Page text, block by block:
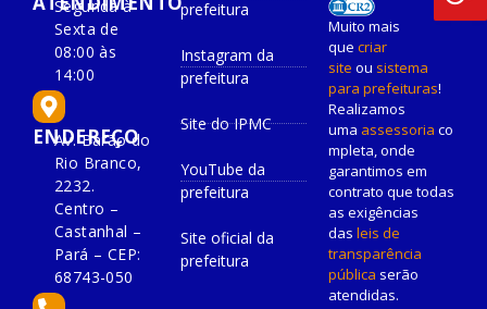
Segunda à
Sexta de
08:00 às
14:00
ENDEREÇO
Av. Barão do
Rio Branco,
2232.
Centro –
Castanhal –
Pará – CEP:
68743-050
prefeitura
Instagram da
prefeitura
Site do IPMC
YouTube da
prefeitura
Site oficial da
prefeitura
Muito mais
que criar
site ou sistema
para prefeituras!
Realizamos
uma assessoria co
mpleta, onde
garantimos em
contrato que todas
as exigências
das leis de
transparência
pública serão
atendidas.